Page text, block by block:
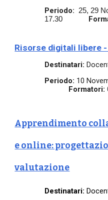
Periodo:
25, 29
17.30
Risorse digitali libere
Destinatari:
Periodo: 10
Formatori:
Apprendimento
e online:
valutazione
Destinatari: